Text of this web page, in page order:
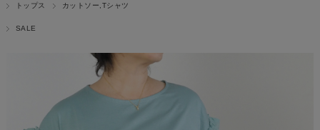
トップス カットソー,Tシャツ
SALE